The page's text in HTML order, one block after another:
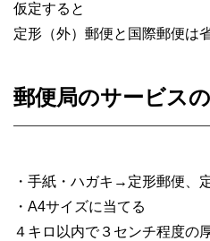
仮定すると
定形（外）郵便と国際郵便は
郵便局のサービス
・手紙・ハガキ→定形郵便、
・A4サイズに当てる
４キロ以内で３センチ程度の